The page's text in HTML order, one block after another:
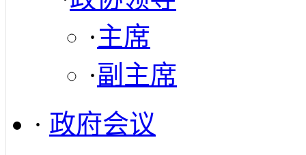
·主席
·副主席
· 政府会议